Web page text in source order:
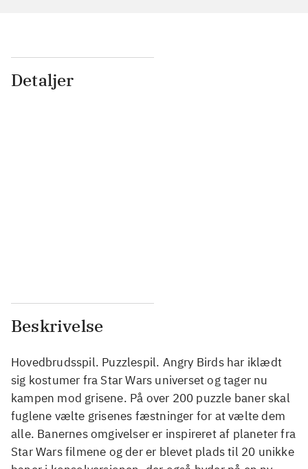
Detaljer
Beskrivelse
Hovedbrudsspil. Puzzlespil. Angry Birds har iklædt
sig kostumer fra Star Wars universet og tager nu
kampen mod grisene. På over 200 puzzle baner skal
fuglene vælte grisenes fæstninger for at vælte dem
alle. Banernes omgivelser er inspireret af planeter fra
Star Wars filmene og der er blevet plads til 20 unikke